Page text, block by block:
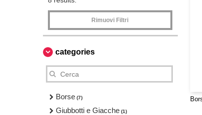
Rimuovi Filtri
categories
Borse (7)
Giubbotti e Giacche (1)